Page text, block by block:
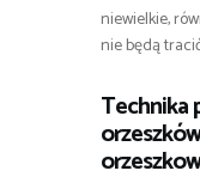
niewielkie,
nie będą
Technika